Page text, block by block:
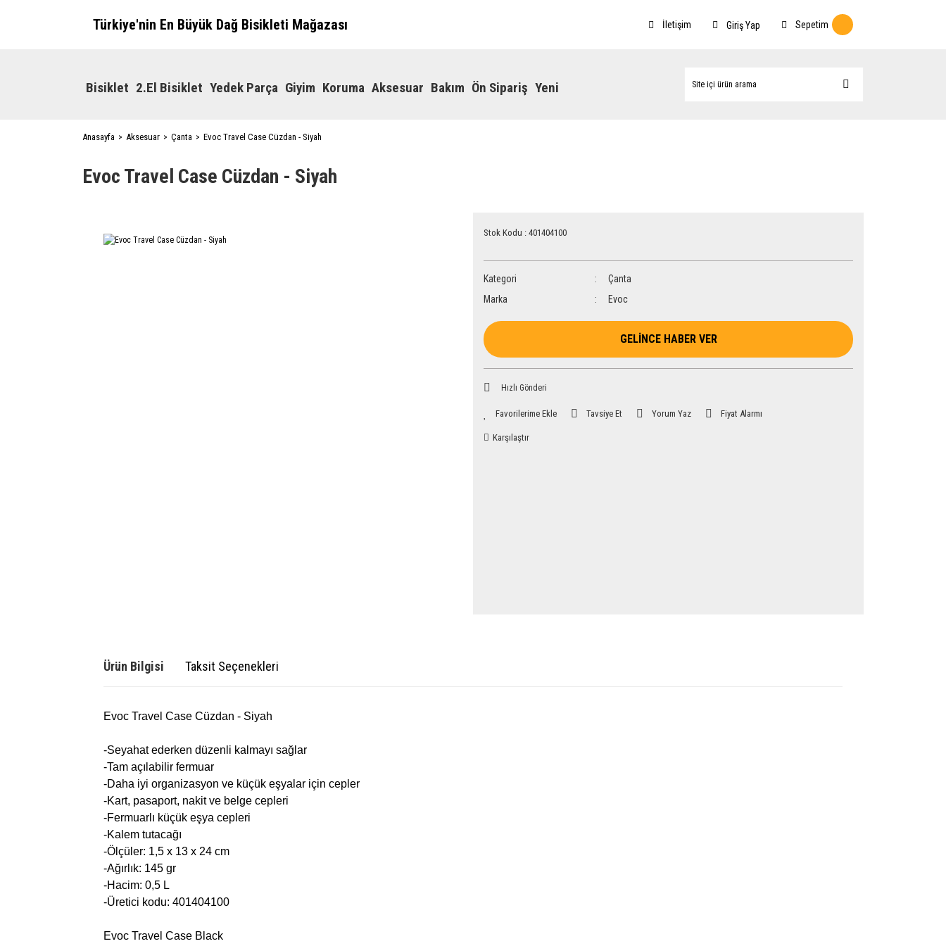
Türkiye'nin En Büyük Dağ Bisikleti Mağazası İletişim Giriş Yap Sepetim
Bisiklet 2.El Bisiklet Yedek Parça Giyim Koruma Aksesuar Bakım Ön Sipariş Yeni
Anasayfa Aksesuar Çanta Evoc Travel Case Cüzdan - Siyah
Evoc Travel Case Cüzdan - Siyah
Stok Kodu : 401404100
Kategori
Çanta
Marka
Evoc
GELİNCE HABER VER
Hızlı Gönderi
Tavsiye Et Yorum Yaz Fiyat Alarmı
Karşılaştır
Ürün Bilgisi Taksit Seçenekleri
Evoc Travel Case Cüzdan - Siyah
-Seyahat ederken düzenli kalmayı sağlar
-Tam açılabilir fermuar
-Daha iyi organizasyon ve küçük eşyalar için cepler
-Kart, pasaport, nakit ve belge cepleri
-Fermuarlı küçük eşya cepleri
-Kalem tutacağı
-Ölçüler: 1,5 x 13 x 24 cm
-Ağırlık: 145 gr
-Hacim: 0,5 L
-Üretici kodu: 401404100
Evoc Travel Case Black